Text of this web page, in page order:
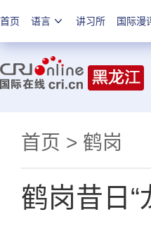
首页 语言 讲习所 国际漫
首页 > 鹤岗
鹤岗昔日“